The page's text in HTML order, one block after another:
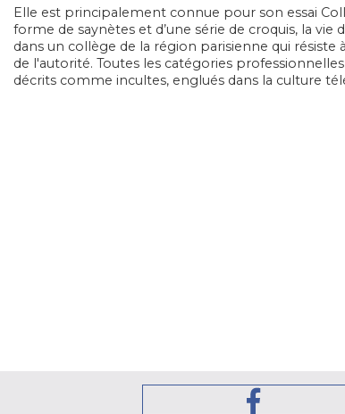
Elle est principalement connue pour son essai
forme de saynètes et d’une série de croquis, la
dans un collège de la région parisienne qui
de l'autorité. Toutes les catégories
décrits comme incultes, englués dans la culture